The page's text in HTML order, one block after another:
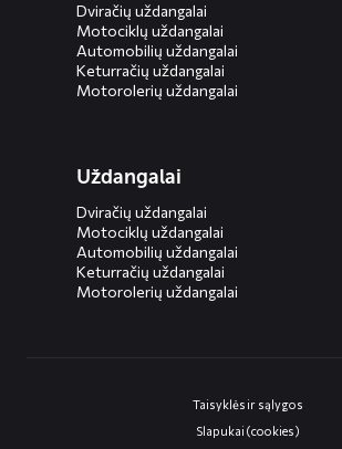
Dviračių uždangalai
Motociklų uždangalai
Automobilių uždangalai
Keturračių uždangalai
Motorolerių uždangalai
Uždangalai
Dviračių uždangalai
Motociklų uždangalai
Automobilių uždangalai
Keturračių uždangalai
Motorolerių uždangalai
Taisyklės ir sąlygos
Slapukai (cookies)